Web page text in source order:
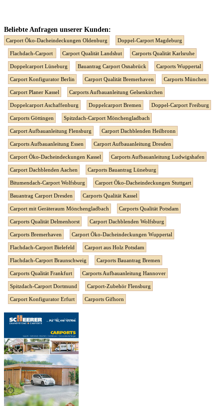
Beliebte Anfragen unserer Kunden:
Carport Öko-Dacheindeckungen Oldenburg Doppel-Carport Magdeburg
Flachdach-Carport Carport Qualität Landshut Carports Qualität Karlsruhe
Doppelcarport Lüneburg Bauantrag Carport Osnabrück Carports Wuppertal
Carport Konfigurator Berlin Carport Qualität Bremerhaven Carports München
Carport Planer Kassel Carports Aufbauanleitung Gelsenkirchen
Doppelcarport Aschaffenburg Doppelcarport Bremen Doppel-Carport Freiburg
Carports Göttingen Spitzdach-Carport Mönchengladbach
Carport Aufbauanleitung Flensburg Carport Dachblenden Heilbronn
Carports Aufbauanleitung Essen Carport Aufbauanleitung Dresden
Carport Öko-Dacheindeckungen Kassel Carports Aufbauanleitung Ludwigshafen
Carport Dachblenden Aachen Carports Bauantrag Lüneburg
Bitumendach-Carport Wolfsburg Carport Öko-Dacheindeckungen Stuttgart
Bauantrag Carport Dresden Carports Qualität Kassel
Carport mit Geräteraum Mönchengladbach Carports Qualität Potsdam
Carports Qualität Delmenhorst Carport Dachblenden Wolfsburg
Carports Bremerhaven Carport Öko-Dacheindeckungen Wuppertal
Flachdach-Carport Bielefeld Carport aus Holz Potsdam
Flachdach-Carport Braunschweig Carports Bauantrag Bremen
Carports Qualität Frankfurt Carports Aufbauanleitung Hannover
Spitzdach-Carport Dortmund Carport-Zubehör Flensburg
Carport Konfigurator Erfurt Carports Gifhorn